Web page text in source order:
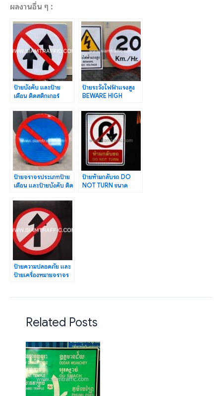
ผลงานอื่น ๆ :
ป้ายบังคับ และป้าย
เตือน ติดสติกเกอร์
ทำป้าย
ป้ายระวังไฟฟ้าแรงสูง
BEWARE HIGH
จำกัดความเร็ว
ป้ายจราจรประเภทป้าย
เตือน และป้ายบังคับ ติด
ป้ายห้ามกลับรถ DO
NOT TURN ขนาด
ป้ายความปลอดภัย และ
ป้ายเครื่องหมายจราจร
Related Posts